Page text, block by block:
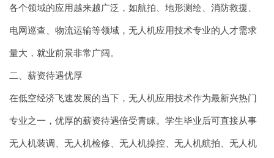
各个领域的应用越来越广泛，如航拍、地形测绘、消防救援、
电网巡查、物流运输等领域，无人机应用技术专业的人才需求
量大，就业前景非常广阔。
二、薪资待遇优厚
在低空经济飞速发展的当下，无人机应用技术作为最新兴热门
专业之一，优厚的薪资待遇倍受青睐。学生毕业后可直接从事
无人机装调、无人机检修、无人机操控、无人机航拍、无人机